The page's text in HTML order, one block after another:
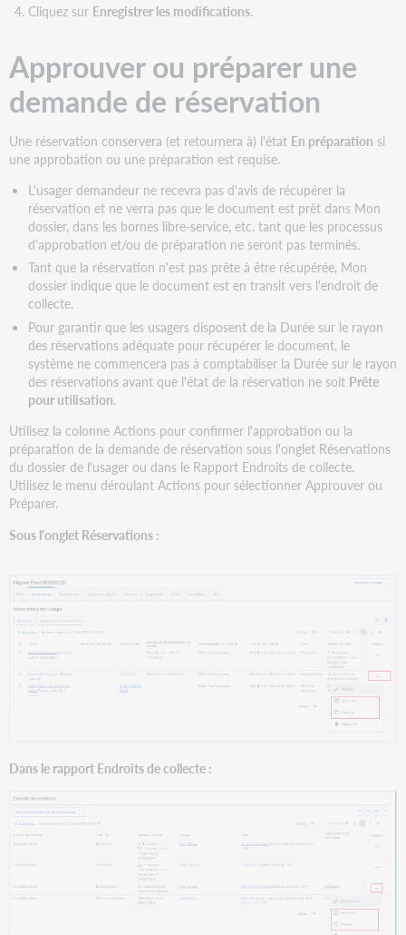
Cliquez sur Enregistrer les modifications.
Approuver ou préparer une
demande de réservation
Une réservation conservera (et retournera à) l'état En préparation si
une approbation ou une préparation est requise.
L'usager demandeur ne recevra pas d'avis de récupérer la
réservation et ne verra pas que le document est prêt dans Mon
dossier, dans les bornes libre-service, etc. tant que les processus
d'approbation et/ou de préparation ne seront pas terminés.
Tant que la réservation n'est pas prête à être récupérée, Mon
dossier indique que le document est en transit vers l'endroit de
collecte.
Pour garantir que les usagers disposent de la Durée sur le rayon
des réservations adéquate pour récupérer le document, le
système ne commencera pas à comptabiliser la Durée sur le rayon
des réservations avant que l'état de la réservation ne soit Prête
pour utilisation.
Utilisez la colonne Actions pour confirmer l'approbation ou la
préparation de la demande de réservation sous l'onglet Réservations
du dossier de l'usager ou dans le Rapport Endroits de collecte.
Utilisez le menu déroulant Actions pour sélectionner Approuver ou
Préparer.
Sous l'onglet Réservations :
Dans le rapport Endroits de collecte :